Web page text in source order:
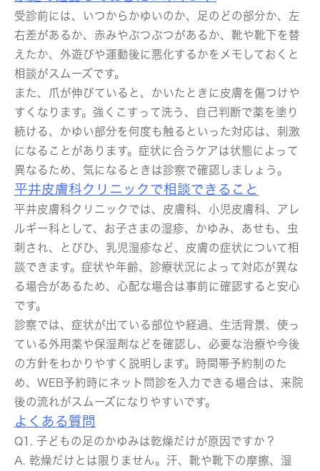
受診前には、いつからかゆいのか、足のどの部分か、左
右差があるか、赤みやぶつぶつがあるか、靴や靴下を替
えたか、外遊びや運動後に悪化するかをメモしておくと
相談がスムーズです。
また、爪が伸びていると、かいたときに皮膚を傷つけや
すくなります。強くこすって洗う、自己判断で薬を塗り
続ける、かゆい部分を何度も触るといった対応は、刺激
になることがあります。症状に合うケアは状態によって
異なるため、気になるときは診察で確認しましょう。
平井皮膚科クリニックで相談できること
平井皮膚科クリニックでは、皮膚科、小児皮膚科、アレ
ルギー科として、お子さまの湿疹、かゆみ、あせも、虫
刺され、とびひ、乳児湿疹など、皮膚の症状について相
談できます。症状や年齢、診療状況によって対応が異な
る場合があるため、心配な場合は事前に確認すると安心
です。
診察では、症状が出ている部位や経過、生活背景、使っ
ている外用薬や保湿剤などを確認し、必要な治療や今後
の方針をわかりやすく説明します。時間帯予約制のた
め、WEB予約時にネット問診を入力できる場合は、来院
後の流れがスムーズになりやすいです。
よくある質問
Q1. 子どもの足のかゆみは乾燥だけが原因ですか？
A. 乾燥だけとは限りません。汗、靴や靴下の摩擦、湿